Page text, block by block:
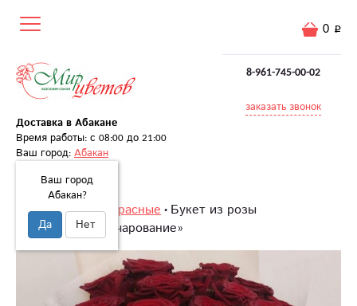
8-961-745-00-02
заказать звонок
Доставка в Абакане
Время работы: с 08:00 до 21:00
Ваш город: Абакан
Ваш город
Абакан?
Да Нет
0
Главная Розы Красные Букет из розы
«Таинственное очарование»